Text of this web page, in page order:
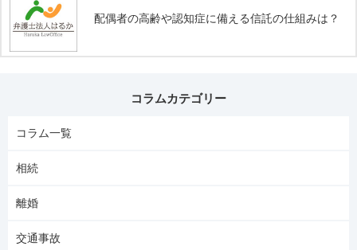
配偶者の高齢や認知症に備える信託の仕組みは？
コラムカテゴリー
コラム一覧
相続
離婚
交通事故